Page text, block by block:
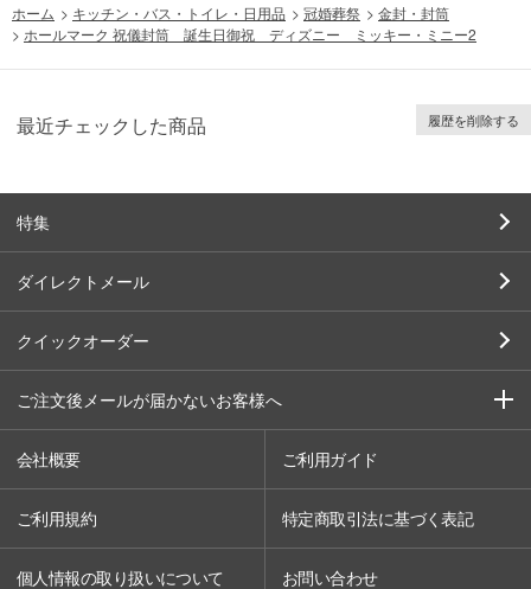
ホーム > キッチン・バス・トイレ・日用品 > 冠婚葬祭 > 金封・封筒
> ホールマーク 祝儀封筒 誕生日御祝 ディズニー ミッキー・ミニー2
最近チェックした商品 履歴を削除する
特集
ダイレクトメール
クイックオーダー
ご注文後メールが届かないお客様へ
会社概要 ご利用ガイド
ご利用規約 特定商取引法に基づく表記
個人情報の取り扱いについて お問い合わせ